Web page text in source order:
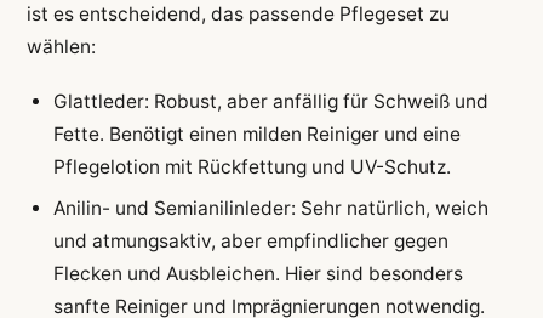
ist es entscheidend, das passende Pflegeset zu
wählen:
Glattleder: Robust, aber anfällig für Schweiß und
Fette. Benötigt einen milden Reiniger und eine
Pflegelotion mit Rückfettung und UV-Schutz.
Anilin- und Semianilinleder: Sehr natürlich, weich
und atmungsaktiv, aber empfindlicher gegen
Flecken und Ausbleichen. Hier sind besonders
sanfte Reiniger und Imprägnierungen notwendig.